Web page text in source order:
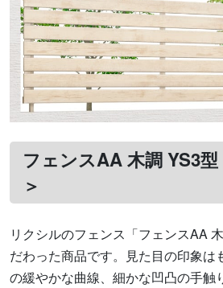
フェンスAA 木調 YS3
＞
リクシルのフェンス「フェンスAA
だわった商品です。見た目の印象は
の緩やかな曲線、細かな凹凸の手触